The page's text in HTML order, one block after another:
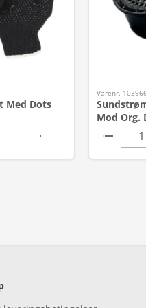
Med Dots
Varenr. 103966
Mod Org.